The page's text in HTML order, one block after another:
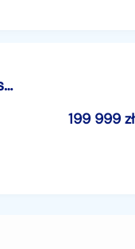
Scania R450 Euro 6 Wysoka Kabina Klimatyzacja Postojowa 450KM 2019r faktura
199 999 zł